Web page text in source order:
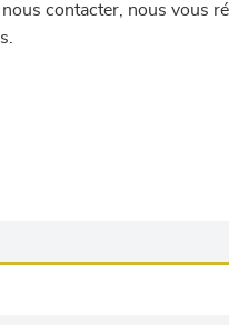
contacter, nous vous